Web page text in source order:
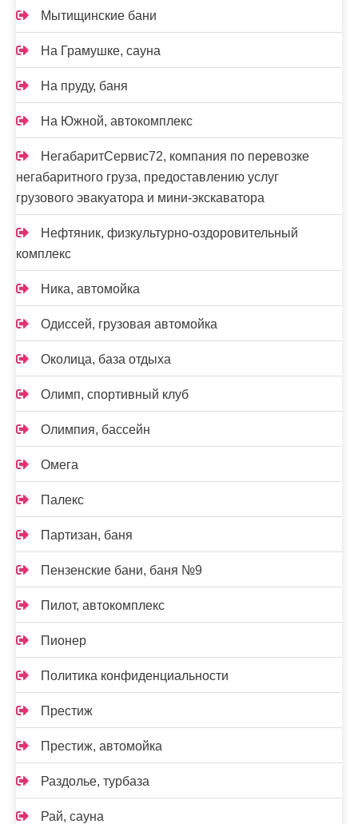
Мытищинские бани
На Грамушке, сауна
На пруду, баня
На Южной, автокомплекс
НегабаритСервис72, компания по перевозке
негабаритного груза, предоставлению услуг
грузового эвакуатора и мини-экскаватора
Нефтяник, физкультурно-оздоровительный
комплекс
Ника, автомойка
Одиссей, грузовая автомойка
Околица, база отдыха
Олимп, спортивный клуб
Олимпия, бассейн
Омега
Палекс
Партизан, баня
Пензенские бани, баня №9
Пилот, автокомплекс
Пионер
Политика конфиденциальности
Престиж
Престиж, автомойка
Раздолье, турбаза
Рай, сауна